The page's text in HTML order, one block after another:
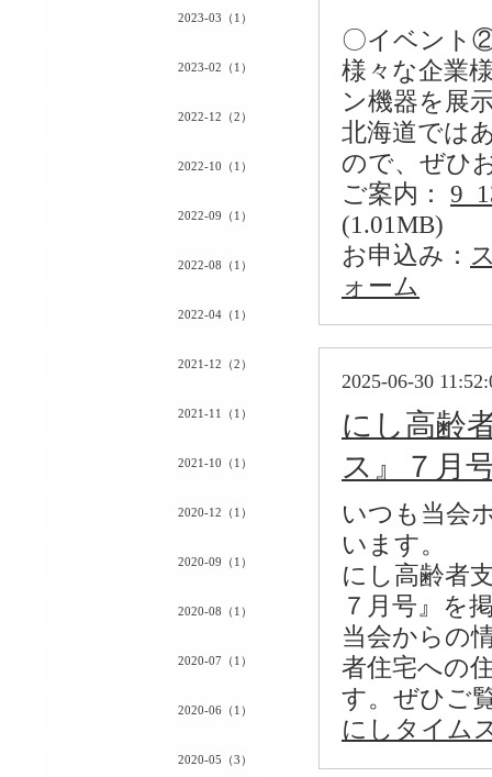
2023-03（1）
2023-02（1）
2022-12（2）
2022-10（1）
2022-09（1）
2022-08（1）
2022-04（1）
2021-12（2）
2021-11（1）
2021-10（1）
2020-12（1）
2020-09（1）
2020-08（1）
2020-07（1）
2020-06（1）
2020-05（3）
〇イベント
様々な企業
ン機器を展
北海道では
ので、ぜひ
ご案内：
(1.01MB)
お申込み：
ォーム
2025-06-30
にし高齢
ス』７月
いつも当会
います。
にし高齢者
７月号』を
当会からの
者住宅への
す。ぜひご
にしタイム